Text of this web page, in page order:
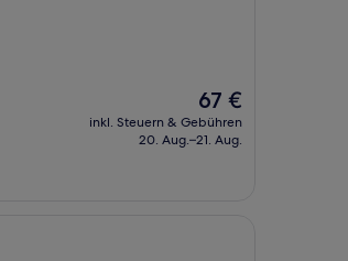
Der
Preis
beträgt
67 €
inkl. Steuern & Gebühren
20. Aug.–21. Aug.